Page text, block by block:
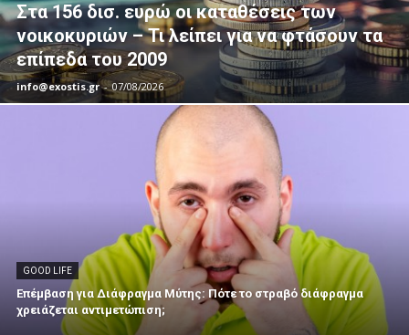
Στα 156 δισ. ευρώ οι καταθέσεις των
νοικοκυριών – Τι λείπει για να φτάσουν τα
επίπεδα του 2009
info@exostis.gr - 07/08/2026
GOOD LIFE
Επέμβαση για Διάφραγμα Μύτης: Πότε το στραβό διάφραγμα
χρειάζεται αντιμετώπιση;